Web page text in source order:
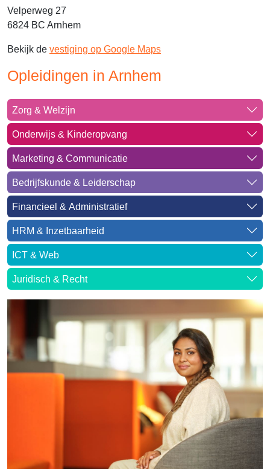
Velperweg 27
6824 BC Arnhem
Bekijk de vestiging op Google Maps
Opleidingen in Arnhem
Zorg & Welzijn
Onderwijs & Kinderopvang
Marketing & Communicatie
Bedrijfskunde & Leiderschap
Financieel & Administratief
HRM & Inzetbaarheid
ICT & Web
Juridisch & Recht